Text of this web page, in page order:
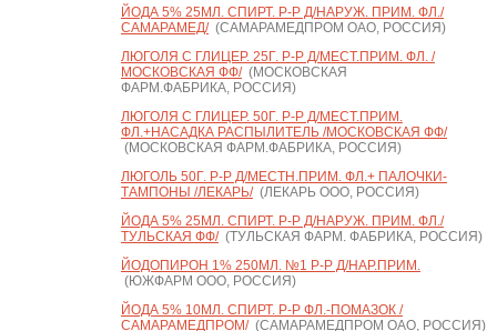
ЙОДА 5% 25МЛ. СПИРТ. Р-Р Д/НАРУЖ. ПРИМ. ФЛ./
САМАРАМЕД/(САМАРАМЕДПРОМ ОАО, РОССИЯ)
ЛЮГОЛЯ С ГЛИЦЕР. 25Г. Р-Р Д/МЕСТ.ПРИМ. ФЛ. /
МОСКОВСКАЯ ФФ/(МОСКОВСКАЯ
ФАРМ.ФАБРИКА, РОССИЯ)
ЛЮГОЛЯ С ГЛИЦЕР. 50Г. Р-Р Д/МЕСТ.ПРИМ.
ФЛ.+НАСАДКА РАСПЫЛИТЕЛЬ /МОСКОВСКАЯ ФФ/
(МОСКОВСКАЯ ФАРМ.ФАБРИКА, РОССИЯ)
ЛЮГОЛЬ 50Г. Р-Р Д/МЕСТН.ПРИМ. ФЛ.+ ПАЛОЧКИ-
ТАМПОНЫ /ЛЕКАРЬ/(ЛЕКАРЬ ООО, РОССИЯ)
ЙОДА 5% 25МЛ. СПИРТ. Р-Р Д/НАРУЖ. ПРИМ. ФЛ./
ТУЛЬСКАЯ ФФ/(ТУЛЬСКАЯ ФАРМ. ФАБРИКА, РОССИЯ)
ЙОДОПИРОН 1% 250МЛ. №1 Р-Р Д/НАР.ПРИМ.
(ЮЖФАРМ ООО, РОССИЯ)
ЙОДА 5% 10МЛ. СПИРТ. Р-Р ФЛ.-ПОМАЗОК /
САМАРАМЕДПРОМ/(САМАРАМЕДПРОМ ОАО, РОССИЯ)